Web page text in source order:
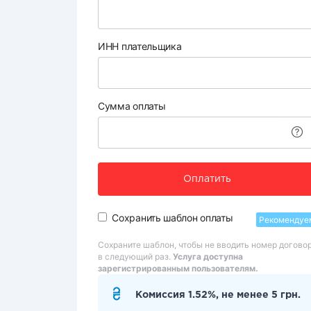
ИНН плательщика
Сумма оплаты
Оплатить
Сохранить шаблон оплаты
Сохраните шаблон, чтобы не вводить номер
в следующий раз. Услуга доступна
зарегистрированным пользователям.
Комиссия 1.52%, не менее 5 грн.